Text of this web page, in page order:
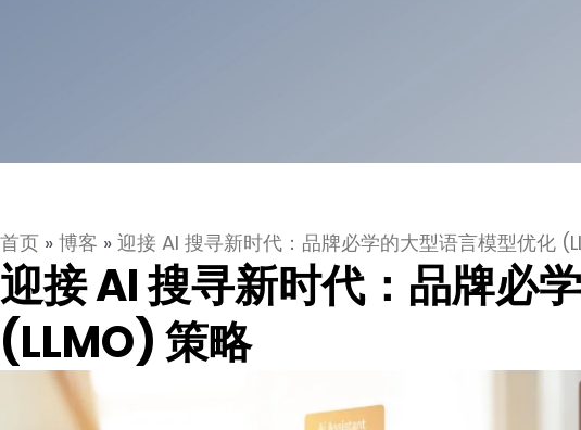
首页 » 博客 » 迎接 AI 搜寻新时代：品牌必学的大型语言模型优化
迎接 AI 搜寻新时代：品牌必
(LLMO) 策略